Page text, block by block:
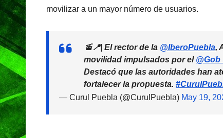
movilizar a un mayor número de usuarios.
🚡📍| El rector de la @IberoPuebla,
movilidad impulsados por el
Destacó que las autoridades han
fortalecer la propuesta.
— Curul Puebla (@CurulPuebla) May 19,